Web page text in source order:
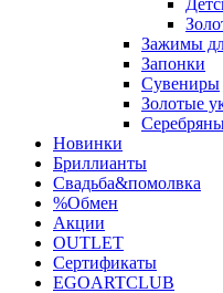
Зажимы
Запонки
Сувениры
Золотые
Новинки
Бриллианты
Свадьба&помолвка
%Обмен
Акции
OUTLET
Сертификаты
EGOARTCLUB